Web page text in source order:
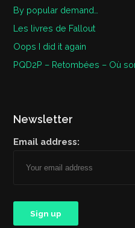
By popular demand…
Les livres de Fallout
Oops I did it again
PQD2P – Retombées – Où
Newsletter
Email address: